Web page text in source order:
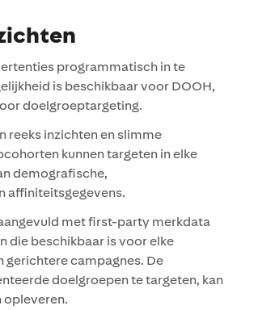
programmatisch in te
is beschikbaar voor DOOH,
doelgroeptargeting.
reeks inzichten en slimme
kunnen targeten in elke
demografische,
affiniteitsgegevens.
met first-party merkdata
die beschikbaar is voor elke
campagnes. De
doelgroepen te targeten, kan
opleveren.